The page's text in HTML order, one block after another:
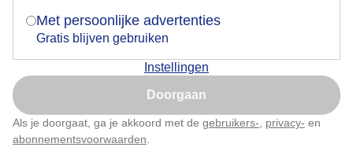
Met persoonlijke advertenties
Gratis blijven gebruiken
Instellingen
Doorgaan
Als je doorgaat, ga je akkoord met de gebruikers- privacy- en
abonnementsvoorwaarden
Lente
Zomer
Nu niet, misschien later
Klik hierom dit aan te passen